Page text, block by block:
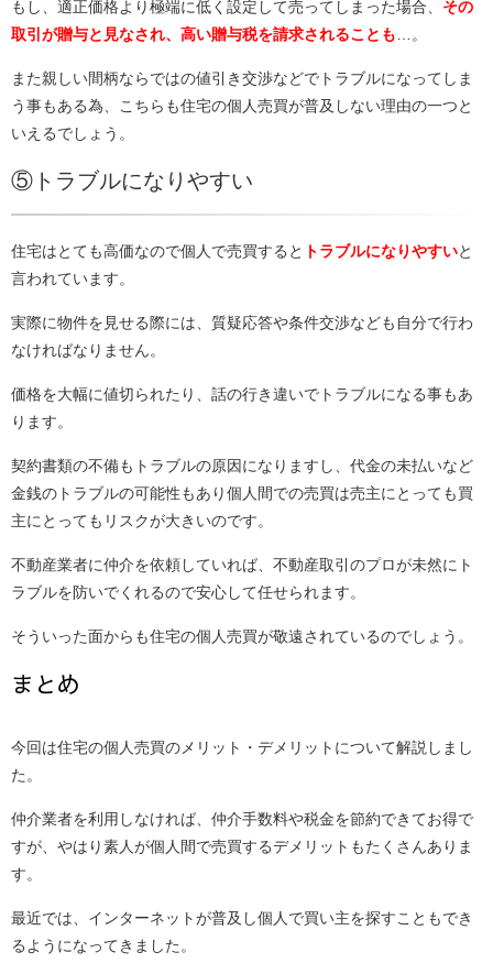
もし、適正価格より極端に低く設定して売ってしまった場合、 その
取引が贈与と見なされ、高い贈与税を請求されることも …。
また親しい間柄ならではの値引き交渉などでトラブルになってしま
う事もある為、こちらも住宅の個人売買が普及しない理由の一つと
いえるでしょう。
⑤トラブルになりやすい
住宅はとても高価なので個人で売買すると トラブルになりやすいと
言われています。
実際に物件を見せる際には、質疑応答や条件交渉なども自分で行わ
なければなりません。
価格を大幅に値切られたり、話の行き違いでトラブルになる事もあ
ります。
契約書類の不備もトラブルの原因になりますし、代金の未払いなど
金銭のトラブルの可能性もあり個人間での売買は売主にとっても買
主にとってもリスクが大きいのです。
不動産業者に仲介を依頼していれば、不動産取引のプロが未然にト
ラブルを防いでくれるので安心して任せられます。
そういった面からも住宅の個人売買が敬遠されているのでしょう。
まとめ
今回は住宅の個人売買のメリット・デメリットについて解説しまし
た。
仲介業者を利用しなければ、仲介手数料や税金を節約できてお得で
すが、やはり素人が個人間で売買するデメリットもたくさんありま
す。
最近では、インターネットが普及し個人で買い主を探すこともでき
るようになってきました。